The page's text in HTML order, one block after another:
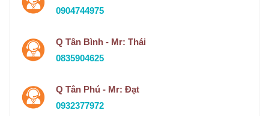
0904744975
Q Tân Bình - Mr: Thái
0835904625
Q Tân Phú - Mr: Đạt
0932377972